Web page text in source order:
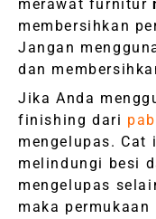
merawat furnitur
membersihkan
Jangan
dan
Jika Anda
finishing dari
mengelupas. Cat
melindungi besi
mengelupas
maka